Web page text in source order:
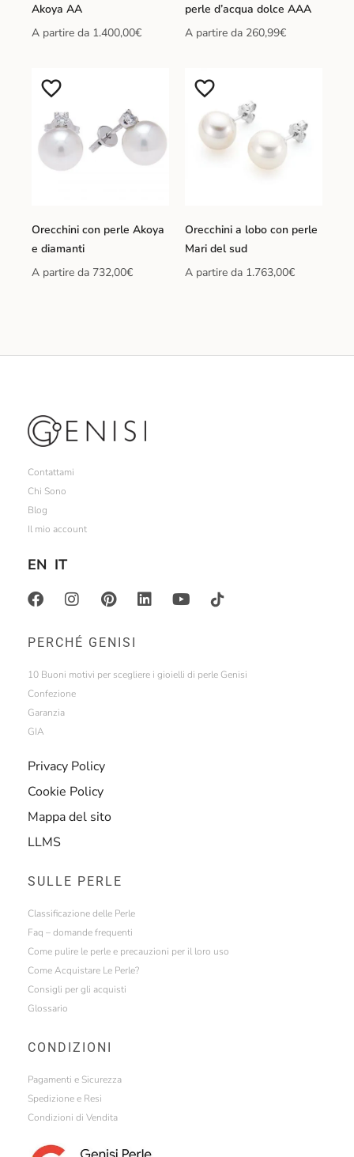
Akoya AA
A partire da 1.400,00€
perle d’acqua dolce AAA
A partire da 260,99€
Orecchini con perle Akoya
e diamanti
A partire da 732,00€
Orecchini a lobo con perle
Mari del sud
A partire da 1.763,00€
Contattami
Chi Sono
Blog
Il mio account
EN IT
PERCHÉ GENISI
10 Buoni motivi per scegliere i gioielli di perle Genisi
Confezione
Garanzia
GIA
Privacy Policy
Cookie Policy
Mappa del sito
LLMS
SULLE PERLE
Classificazione delle Perle
Faq – domande frequenti
Come pulire le perle e precauzioni per il loro uso
Come Acquistare Le Perle?
Consigli per gli acquisti
Glossario
CONDIZIONI
Pagamenti e Sicurezza
Spedizione e Resi
Condizioni di Vendita